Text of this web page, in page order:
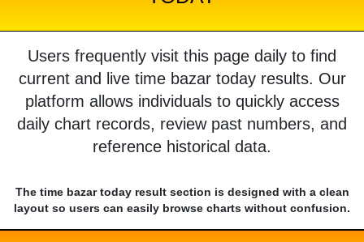
Users frequently visit this page daily to find
current and live time bazar today results. Our
platform allows individuals to quickly access
daily chart records, review past numbers, and
reference historical data.
The time bazar today result section is designed with a clean
layout so users can easily browse charts without confusion.